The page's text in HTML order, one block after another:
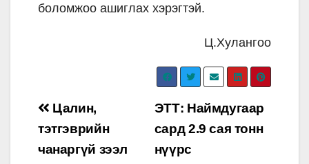
боломжоо ашиглах хэрэгтэй.
Ц.Хулангоо
Post
navigation
ЭТТ: Наймдугаар
сард 2.9 сая тонн
нүүрс
Цалин,
тэтгэврийн
чанаргүй зээл